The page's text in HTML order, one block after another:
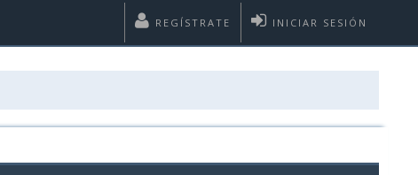
INICIAR SESIÓN
REGÍSTRATE